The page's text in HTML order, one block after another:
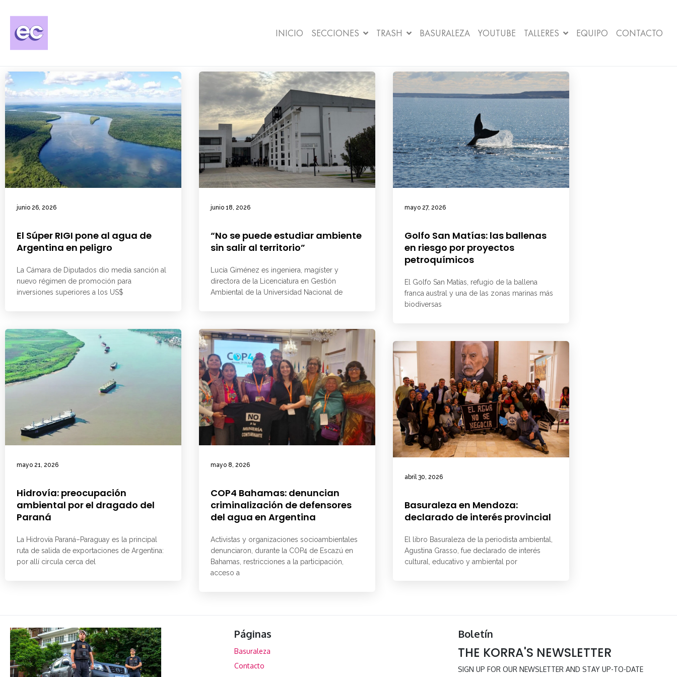
INICIO SECCIONES TRASH BASURALEZA YOUTUBE TALLERES EQUIPO CONTACTO
junio 26, 2026
El Súper RIGI pone al agua de
Argentina en peligro
La Cámara de Diputados dio media sanción al
nuevo régimen de promoción para
inversiones superiores a los US$
junio 18, 2026
“No se puede estudiar ambiente
sin salir al territorio”
Lucía Giménez es ingeniera, magíster y
directora de la Licenciatura en Gestión
Ambiental de la Universidad Nacional de
mayo 27, 2026
Golfo San Matías: las ballenas
en riesgo por proyectos
petroquímicos
El Golfo San Matías, refugio de la ballena
franca austral y una de las zonas marinas más
biodiversas
mayo 21, 2026
Hidrovía: preocupación
ambiental por el dragado del
Paraná
La Hidrovía Paraná–Paraguay es la principal
ruta de salida de exportaciones de Argentina:
por allí circula cerca del
mayo 8, 2026
COP4 Bahamas: denuncian
criminalización de defensores
del agua en Argentina
Activistas y organizaciones socioambientales
denunciaron, durante la COP4 de Escazú en
Bahamas, restricciones a la participación,
acceso a
abril 30, 2026
Basuraleza en Mendoza:
declarado de interés provincial
El libro Basuraleza de la periodista ambiental,
Agustina Grasso, fue declarado de interés
cultural, educativo y ambiental por
Páginas
Basuraleza
Contacto
Boletín
THE KORRA'S NEWSLETTER
SIGN UP FOR OUR NEWSLETTER AND STAY UP-TO-DATE